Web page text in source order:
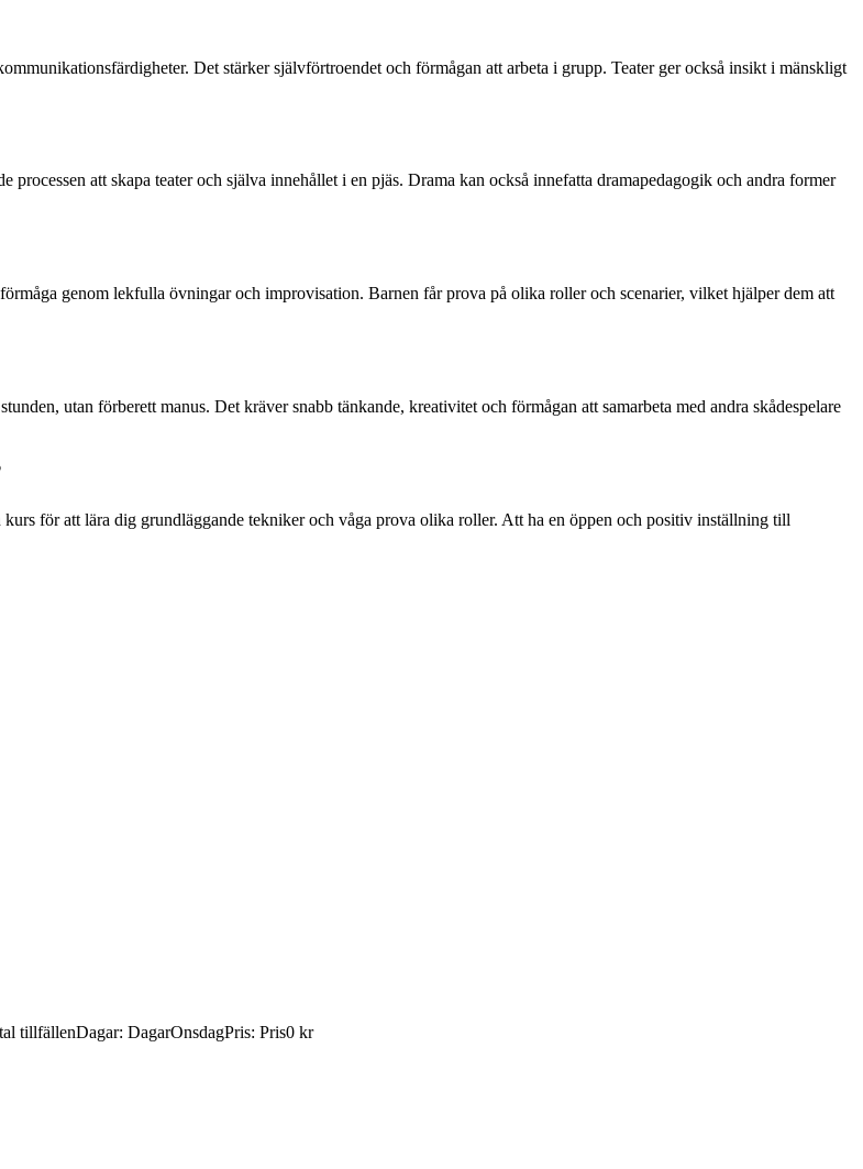
Det stärker självförtroendet och förmågan att arbeta i grupp. Teater ger också insikt i mänskligt
att skapa teater och själva innehållet i en pjäs. Drama kan också innefatta dramapedagogik och andra former
genom lekfulla övningar och improvisation. Barnen får prova på olika roller och scenarier, vilket hjälper dem att
utan förberett manus. Det kräver snabb tänkande, kreativitet och förmågan att samarbeta med andra skådespelare
för att lära dig grundläggande tekniker och våga prova olika roller. Att ha en öppen och positiv inställning till
tillfällenDagar: DagarOnsdagPris: Pris0 kr